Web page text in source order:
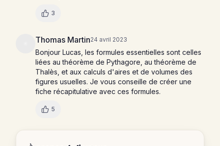
3
Thomas Martin24 avril 2023
Bonjour Lucas, les formules essentielles sont celles
liées au théorème de Pythagore, au théorème de
Thalès, et aux calculs d'aires et de volumes des
figures usuelles. Je vous conseille de créer une
fiche récapitulative avec ces formules.
5